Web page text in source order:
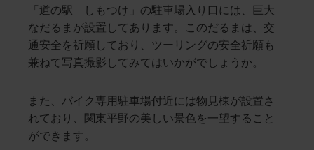
「道の駅 しもつけ」の駐車場入り口には、巨大
なだるまが設置してあります。このだるまは、交
通安全を祈願しており、ツーリングの安全祈願も
兼ねて写真撮影してみてはいかがでしょうか。
また、バイク専用駐車場付近には物見棟が設置さ
れており、関東平野の美しい景色を一望すること
ができます。